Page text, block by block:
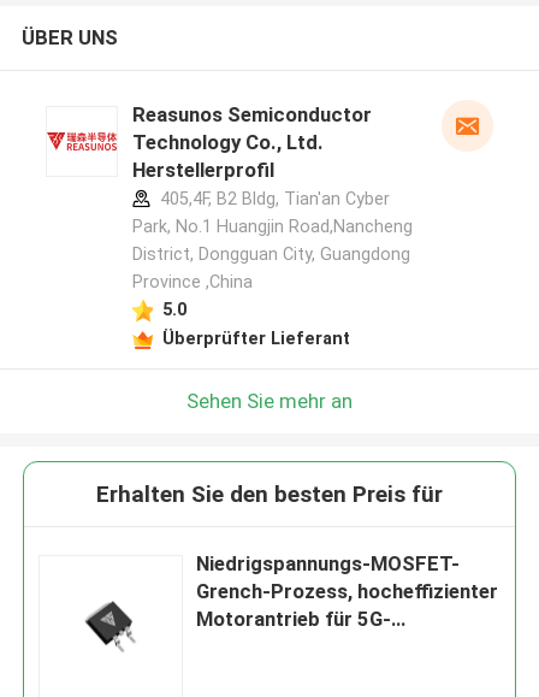
ÜBER UNS
Reasunos Semiconductor
Technology Co., Ltd.
Herstellerprofil
405,4F, B2 Bldg, Tian'an Cyber
Park, No.1 Huangjin Road,Nancheng
District, Dongguan City, Guangdong
Province ,China
5.0
Überprüfter Lieferant
Sehen Sie mehr an
Erhalten Sie den besten Preis für
Niedrigspannungs-MOSFET-
Grench-Prozess, hocheffizienter
Motorantrieb für 5G-